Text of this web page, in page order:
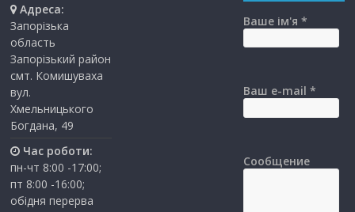
Адреса:
Запорізька
область
Запорізький район
смт. Комишуваха
вул.
Хмельницького
Богдана, 49
Час роботи:
пн-чт 8:00 -17:00;
пт 8:00 -16:00;
обідня перерва
Ваше ім'я *
Ваш e-mail *
Сообщение